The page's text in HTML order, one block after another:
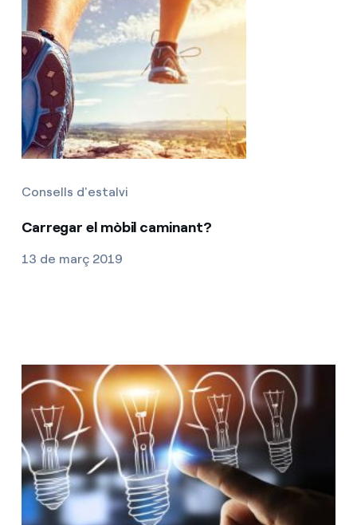
Consells d'estalvi
Carregar el mòbil caminant?
13 de març 2019